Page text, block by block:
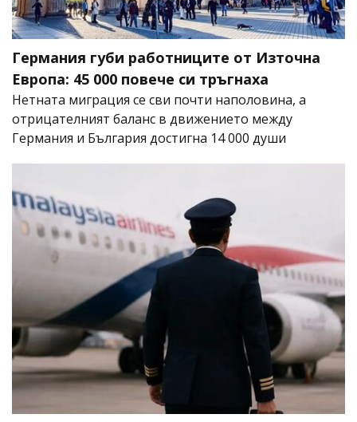
Германия губи работниците от Източна
Европа: 45 000 повече си тръгнаха
Нетната миграция се сви почти наполовина, а
отрицателният баланс в движението между
Германия и България достигна 14 000 души